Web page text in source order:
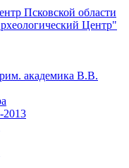
Псковской области
Центр"
им. академика В.В.
2013